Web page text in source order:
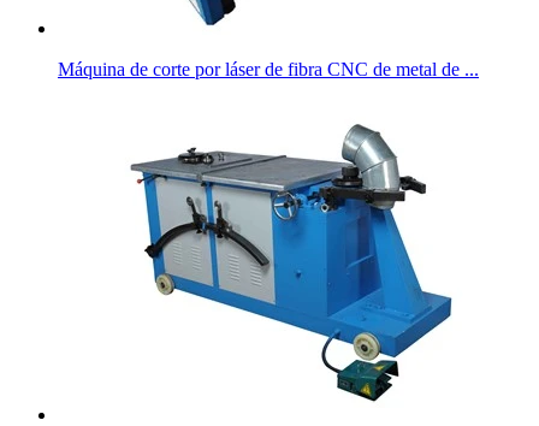
Máquina de corte por láser de fibra CNC de metal de ...